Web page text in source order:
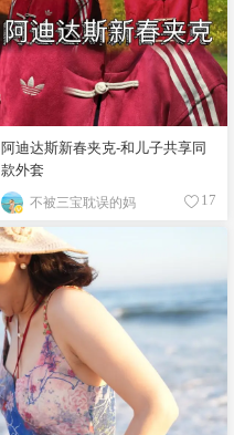
阿迪达斯新春夹克-和儿子共享同
款外套
不被三宝耽误的妈 17